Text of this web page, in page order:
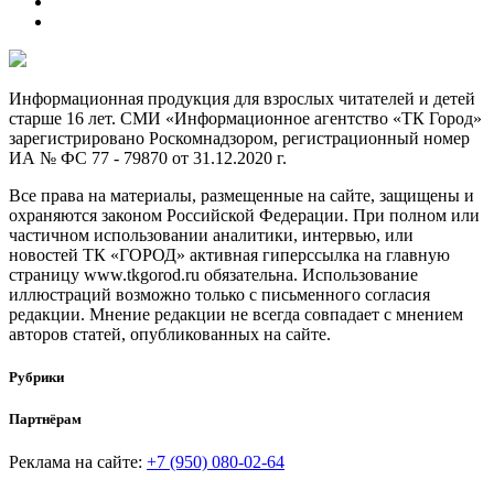
Информационная продукция для взрослых читателей и детей
старше 16 лет. СМИ «Информационное агентство «ТК Город»
зарегистрировано Роскомнадзором, регистрационный номер
ИА № ФС 77 - 79870 от 31.12.2020 г.
Все права на материалы, размещенные на сайте, защищены и
охраняются законом Российской Федерации. При полном или
частичном использовании аналитики, интервью, или
новостей ТК «ГОРОД» активная гиперссылка на главную
страницу www.tkgorod.ru обязательна. Использование
иллюстраций возможно только с письменного согласия
редакции. Мнение редакции не всегда совпадает с мнением
авторов статей, опубликованных на сайте.
Рубрики
Партнёрам
Реклама на сайте: +7 (950) 080-02-64